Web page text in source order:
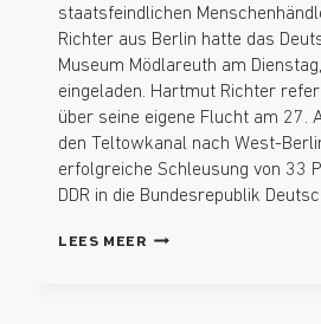
staatsfeindlichen
Richter aus Berlin hatte das
Museum Mödlareuth am
eingeladen. Hartmut Richter
über seine eigene Flucht am 27.
den Teltowkanal nach West-
erfolgreiche Schleusung von 33
DDR in die Bundesrepublik
LEES MEER